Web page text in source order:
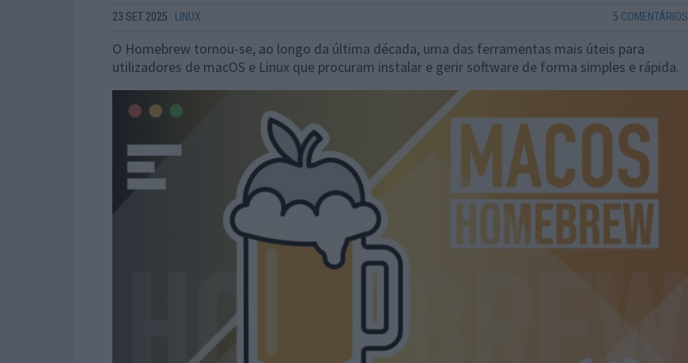
23 SET 2025 · LINUX 5 COMENTÁRIOS
O Homebrew tornou-se, ao longo da última década, uma das ferramentas mais úteis para
utilizadores de macOS e Linux que procuram instalar e gerir software de forma simples e rápida.